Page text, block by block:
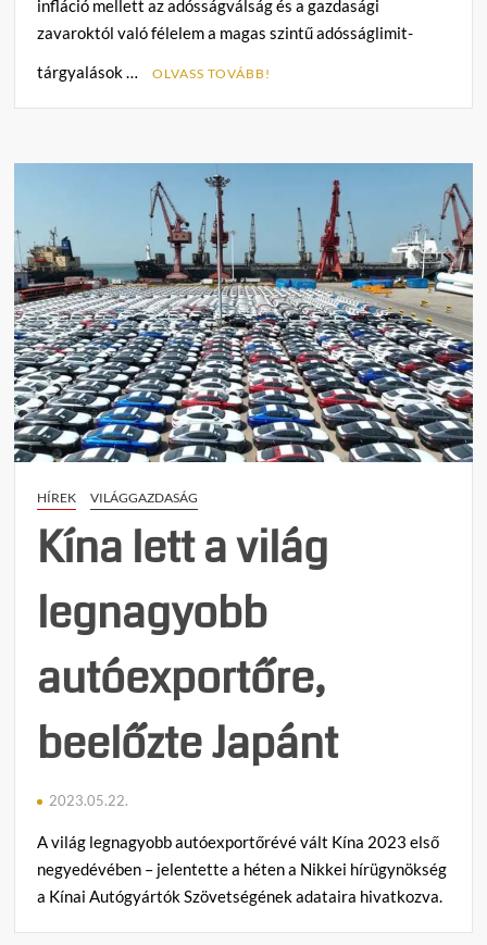
infláció mellett az adósságválság és a gazdasági
zavaroktól való félelem a magas szintű adósságlimit-
tárgyalások …
OLVASS TOVÁBB!
t
on
Igyekeznek
szabadulni
a
dollártól
a
piaci
befektetők
HÍREK VILÁGGAZDASÁG
Kína lett a világ
legnagyobb
autóexportőre,
beelőzte Japánt
2023.05.22.
A világ legnagyobb autóexportőrévé vált Kína 2023 első
negyedévében – jelentette a héten a Nikkei hírügynökség
a Kínai Autógyártók Szövetségének adataira hivatkozva.